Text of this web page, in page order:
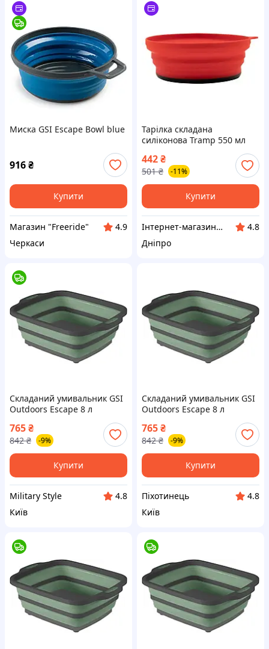
Миска GSI Escape Bowl blue
916₴
Купити
Магазин "Freeride"
4.9
Черкаси
Тарілка складана
силіконова Tramp 550 мл
442₴
501 ₴ -11%
Купити
Інтернет-магазин "Winner"
4.8
Дніпро
Складаний умивальник GSI
Outdoors Escape 8 л
поліпропілен для миття
посуду 1
765₴
842 ₴ -9%
Купити
Military Style
4.8
Київ
Складаний умивальник GSI
Outdoors Escape 8 л
поліпропілен для миття
посуду {1227-piho}
765₴
842 ₴ -9%
Купити
Піхотинець
4.8
Київ